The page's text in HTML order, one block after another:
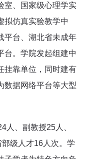
室、国家级心理学实
拟仿真实验教学中
平台、湖北省未成年
台。学院发起组建中
挂靠单位，同时建有
数据网络平台等大型
人、副教授25人、
级人才16人次。学